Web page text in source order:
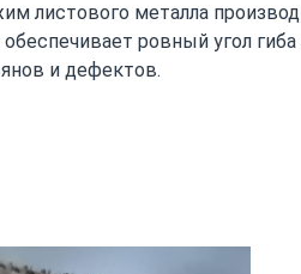
листового металла
обеспечивает ровный угол
и дефектов.